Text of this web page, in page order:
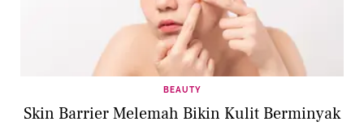
BEAUTY
Skin Barrier Melemah Bikin Kulit Berminyak